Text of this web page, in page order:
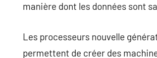
manière dont les données sont
Les processeurs nouvelle
permettent de créer des